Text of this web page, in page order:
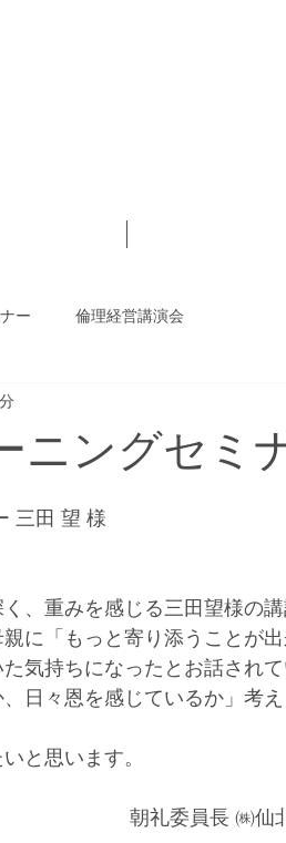
ー 倫理経営講演会
ニングセミ
三田 望 様
、重みを感じる三田望様の
に「もっと寄り添うことが
気持ちになったとお話され
日々恩を感じているか」考
と思います。
朝礼委員長 ㈱仙